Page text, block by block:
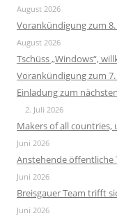
August 2026
Vorankündigung zum
August 2026
Tschüss „Windows“,
Vorankündigung zum 7.
Einladung zum
2. Juli 2026
Makers of all countries,
Juni 2026
Anstehende öffentliche
Juni 2026
Breisgauer Team trifft
Juni 2026